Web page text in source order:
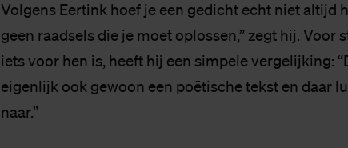
Volgens Eertink hoef je een gedicht echt niet altijd
geen raadsels die je moet oplossen,” zegt hij.
iets voor hen is, heeft hij een simpele vergelijking:
eigenlijk ook gewoon een poëtische tekst en daar
naar.”